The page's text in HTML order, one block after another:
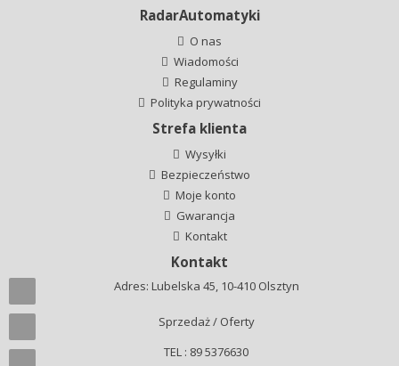
RadarAutomatyki
O nas
Wiadomości
Regulaminy
Polityka prywatności
Strefa klienta
Wysyłki
Bezpieczeństwo
Moje konto
Gwarancja
Kontakt
Kontakt
Adres: Lubelska 45, 10-410 Olsztyn
Sprzedaż / Oferty
TEL : 89 5376630